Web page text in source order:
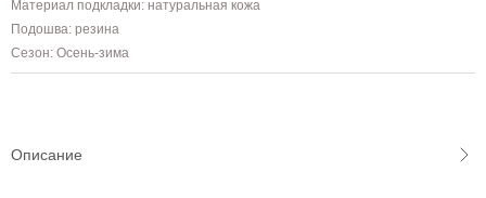
Материал подкладки: натуральная кожа
Подошва: резина
Сезон: Осень-зима
Описание